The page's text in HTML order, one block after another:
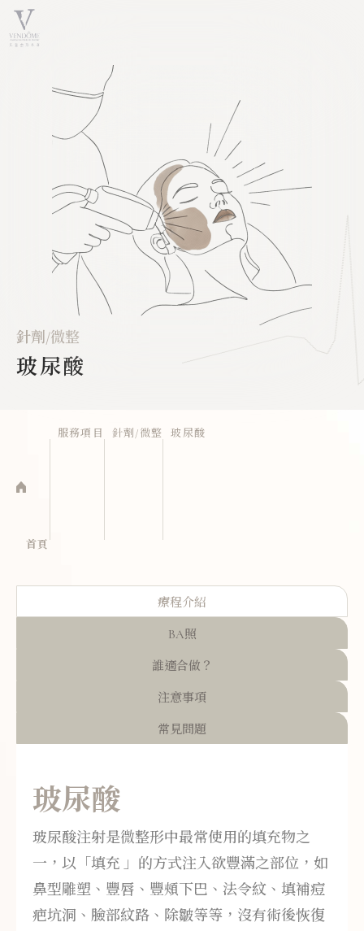
針劑/微整
玻尿酸
首頁
服務項目 針劑/微整 玻尿酸
療程介紹
BA照
誰適合做？
注意事項
常見問題
玻尿酸
玻尿酸注射是微整形中最常使用的填充物之
一，以「填充 」的方式注入欲豐滿之部位，如
鼻型雕塑、豐唇、豐頰下巴、法令紋、填補痘
疤坑洞、臉部紋路、除皺等等，沒有術後恢復